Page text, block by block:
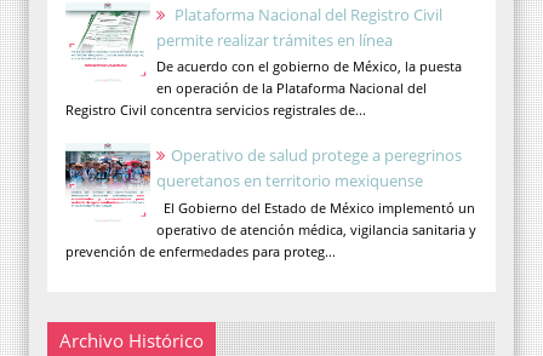
Plataforma Nacional del Registro Civil
permite realizar trámites en línea
De acuerdo con el gobierno de México, la puesta
en operación de la Plataforma Nacional del
Registro Civil concentra servicios registrales de...
Operativo de salud protege a peregrinos
queretanos en territorio mexiquense
El Gobierno del Estado de México implementó un
operativo de atención médica, vigilancia sanitaria y
prevención de enfermedades para proteg...
Archivo Histórico